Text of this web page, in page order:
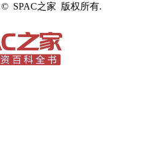
© SPAC之家 版权所有.